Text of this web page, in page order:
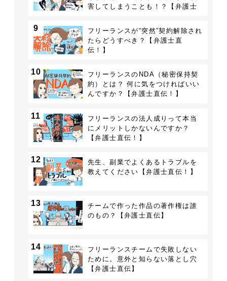
害してしまうことも！？【弁護士
9
フリーランスが“突然”契約解除され
たらどうすべき？【弁護士直
伝！】
10
フリーランスのNDA（秘密保持契
約）とは？ 何に気をつければいい
んですか？【弁護士直伝！】
11
フリーランスの法人成りって本当
にメリットしかないんですか？
【弁護士直伝！】
12
先生、副業でよくあるトラブルを
教えてください【弁護士直伝！】
13
チームで作った作品の著作権は誰
のもの？【弁護士直伝】
14
フリーランスチームで失敗しない
ために。意外と知らない落とし穴
【弁護士直伝】